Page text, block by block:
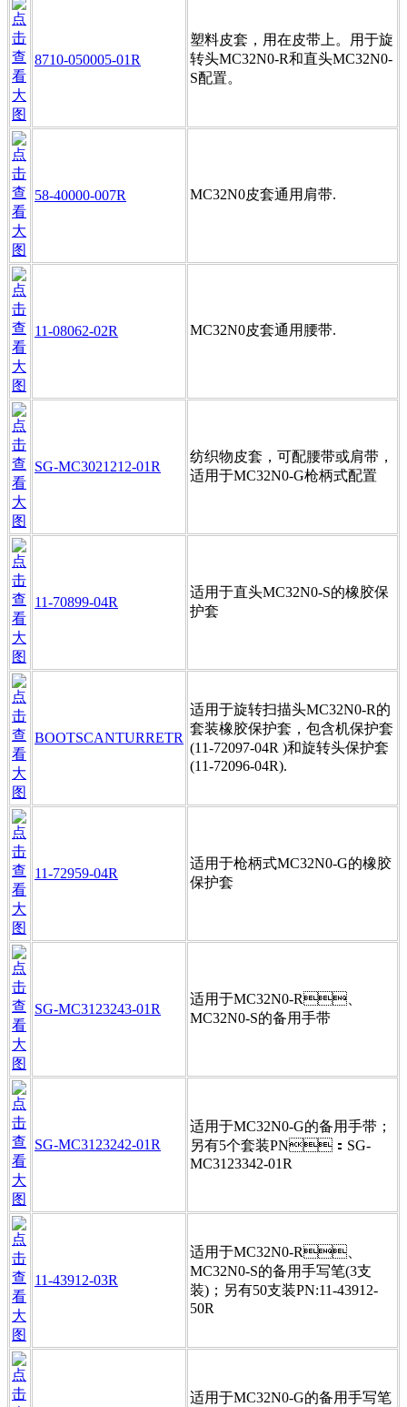
8710-050005-01R
塑料皮套，用在皮带上。用于旋
转头MC32N0-R和直头MC32N0-
S配置。
58-40000-007R MC32N0皮套通用肩带.
11-08062-02R MC32N0皮套通用腰带.
SG-MC3021212-01R
纺织物皮套，可配腰带或肩带，
适用于MC32N0-G枪柄式配置
11-70899-04R
适用于直头MC32N0-S的橡胶保
护套
BOOTSCANTURRETR
适用于旋转扫描头MC32N0-R的
套装橡胶保护套，包含机保护套
(11-72097-04R )和旋转头保护套
(11-72096-04R).
11-72959-04R
适用于枪柄式MC32N0-G的橡胶
保护套
SG-MC3123243-01R
适用于MC32N0-R、
MC32N0-S的备用手带
SG-MC3123242-01R
适用于MC32N0-G的备用手带；
另有5个套装PN：SG-
MC3123342-01R
11-43912-03R
适用于MC32N0-R、
MC32N0-S的备用手写笔(3支
装)；另有50支装PN:11-43912-
50R
适用于MC32N0-G的备用手写笔